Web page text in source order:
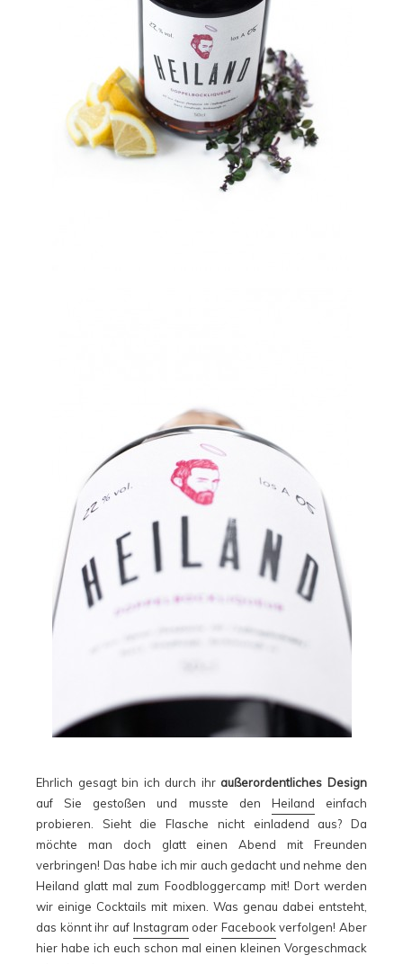
Ehrlich gesagt bin ich durch ihr außerordentliches Design
auf Sie gestoßen und musste den Heiland einfach
probieren. Sieht die Flasche nicht einladend aus? Da
möchte man doch glatt einen Abend mit Freunden
verbringen! Das habe ich mir auch gedacht und nehme den
Heiland glatt mal zum Foodbloggercamp mit! Dort werden
wir einige Cocktails mit mixen. Was genau dabei entsteht,
das könnt ihr auf Instagram oder Facebook verfolgen! Aber
hier habe ich euch schon mal einen kleinen Vorgeschmack